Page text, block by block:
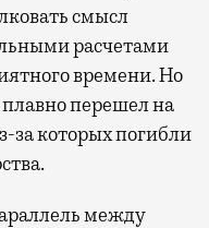
смысл
расчетами
времени. Но
плавно перешел на
за которых погибли
между